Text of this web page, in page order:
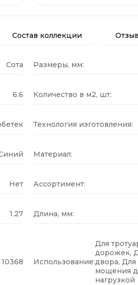
Состав коллекции
Сота Размеры, мм:
6.6 Количество в м2, шт:
Технология изготовления:
Материал:
Нет Ассортимент:
1.27 Длина, мм:
10368 Использование:
Для
дорожек,
двора,
мощения
нагрузкой